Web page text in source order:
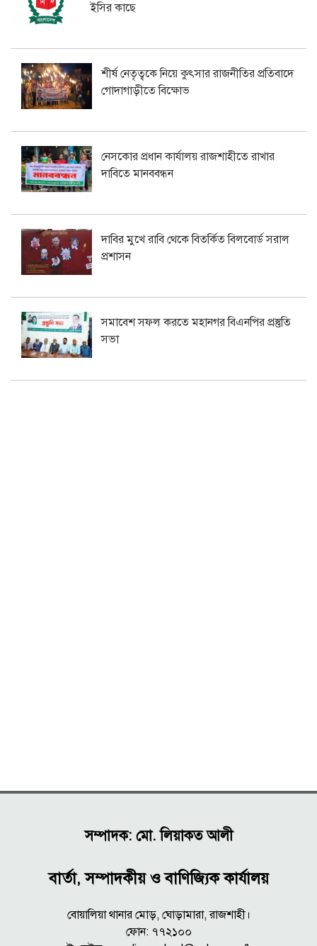
ইসির কাছে
শীর্ষ নেতৃত্বকে নিয়ে কুৎসার রাজনীতির প্রতিবাদে
গোদাগাড়ীতে বিক্ষোভ
নেসকোর প্রধান কার্যালয় রাজশাহীতে রাখার
দাবিতে মানববন্ধন
দাবির মুখে রাবি থেকে বিতর্কিত বিলবোর্ড সরাল
প্রশাসন
সমাবেশ সফল করতে মহানগর বিএনপির প্রস্তুতি
সভা
সম্পাদক: মো. লিয়াকত আলী
বার্তা, সম্পাদকীয় ও বাণিজ্যিক কার্যালয়
বোয়ালিয়া থানার মোড়, ঘোড়ামারা, রাজশাহী।
ফোন: ৭৭২১০০